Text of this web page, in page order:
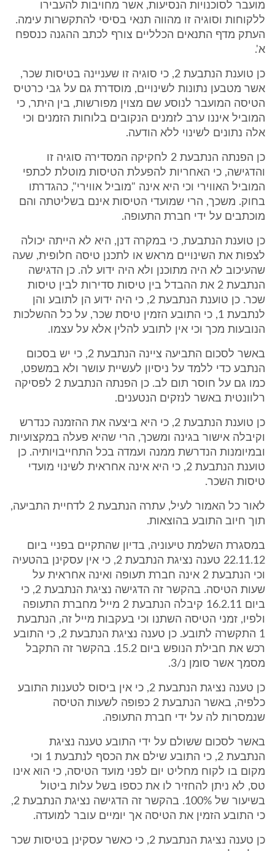
מועבר לסוכנויות הנסיעות, אשר מחויבות להעבירו
ללקוחות וסוגיה זו מהווה תנאי בסיסי להתקשרות עימה.
העתק מדף התנאים הכלליים צורף לכתב ההגנה כנספח
א'.
כן טוענת הנתבעת 2, כי סוגיה זו שעניינה בטיסות שכר,
אשר מטבען נתונות לשינויים, מוסדרת גם על גבי כרטיס
הטיסה המועבר לנוסע שם מצוין מפורשות, בין היתר, כי
המוביל איננו ערב לזמנים הנקובים בלוחות הזמנים וכי
אלה נתונים לשינוי ללא הודעה.
כן הפנתה הנתבעת 2 לחקיקה המסדירה סוגיה זו
והדגישה, כי האחריות להפעלת הטיסות מוטלת לכתפי
המוביל האווירי וכי היא אינה "מוביל אווירי", כהגדרתו
בחוק. משכך, הרי שמועדי הטיסות אינם בשליטתה והם
מוכתבים על ידי חברת התעופה.
כן טוענת הנתבעת, כי במקרה דנן, היא לא הייתה יכולה
לצפות את השינויים מראש או לתכנן טיסה חלופית, שעה
שהעיכוב לא היה מתוכנן ולא היה ידוע לה. כן הדגישה
הנתבעת 2 את ההבדל בין טיסות סדירות לבין טיסות
שכר. כן טוענת הנתבעת 2, כי היה ידוע הן לתובע והן
לנתבעת 1, כי התובע הזמין טיסת שכר, על כל ההשלכות
הנובעות מכך וכי אין לתובע להלין אלא על עצמו.
באשר לסכום התביעה ציינה הנתבעת 2, כי יש בסכום
הנתבע כדי ללמד על ניסיון לעשיית עושר ולא במשפט,
כמו גם על חוסר תום לב. כן הפנתה הנתבעת 2 לפסיקה
רלוונטית באשר לנזקים הנטענים.
כן טוענת הנתבעת 2, כי היא ביצעה את ההזמנה כנדרש
וקיבלה אישור בגינה ומשכך, הרי שהיא פעלה במקצועיות
ובמיומנות הנדרשת ממנה ועמדה בכל התחייבויותיה. כן
טוענת הנתבעת 2, כי היא אינה אחראית לשינוי מועדי
טיסות השכר.
לאור כל האמור לעיל, עתרה הנתבעת 2 לדחיית התביעה,
תוך חיוב התובע בהוצאות.
במסגרת השלמת טיעוניה, בדיון שהתקיים בפניי ביום
22.11.12 טענה נציגת הנתבעת 2, כי אין עסקינן בהטעיה
וכי הנתבעת 2 אינה חברת תעופה ואינה אחראית על
שעות הטיסה. בהקשר זה הדגישה נציגת הנתבעת 2, כי
ביום 16.2.11 קיבלה הנתבעת 2 מייל מחברת התעופה
ולפיו, זמני הטיסה השתנו וכי בעקבות מייל זה, הנתבעת
1 התקשרה לתובע. כן טענה נציגת הנתבעת 2, כי התובע
רכש את חבילת הנופש ביום 15.2. בהקשר זה התקבל
מסמך אשר סומן נ/3.
כן טענה נציגת הנתבעת 2, כי אין ביסוס לטענות התובע
כלפיה, באשר הנתבעת 2 כפופה לשעות הטיסה
שנמסרות לה על ידי חברת התעופה.
באשר לסכום ששולם על ידי התובע טענה נציגת
הנתבעת 2, כי התובע שילם את הכסף לנתבעת 1 וכי
מקום בו לקוח מחליט יום לפני מועד הטיסה, כי הוא אינו
טס, לא ניתן להחזיר לו את כספו בשל עלות ביטול
בשיעור של 100%. בהקשר זה הדגישה נציגת הנתבעת 2,
כי התובע הזמין את הטיסה אך יומיים עובר למועדה.
כן טענה נציגת הנתבעת 2, כי כאשר עסקינן בטיסות שכר